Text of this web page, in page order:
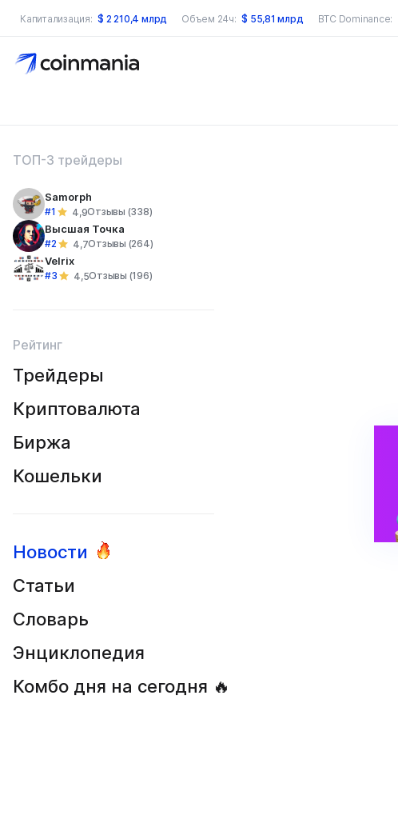
Капитализация: $ 2 210,4 млрд Объем 24ч: $ 55,81 млрд BTC Dominance:
по сайту
ТОП-3 трейдеры
Samorph
#1 4,9Отзывы (338)
Высшая Точка
#2 4,7Отзывы (264)
Velrix
#3 4,5Отзывы (196)
Рейтинг
Трейдеры
Криптовалюта
Биржа
Кошельки
Новости
Статьи
Словарь
Энциклопедия
Комбо дня на сегодня 🔥